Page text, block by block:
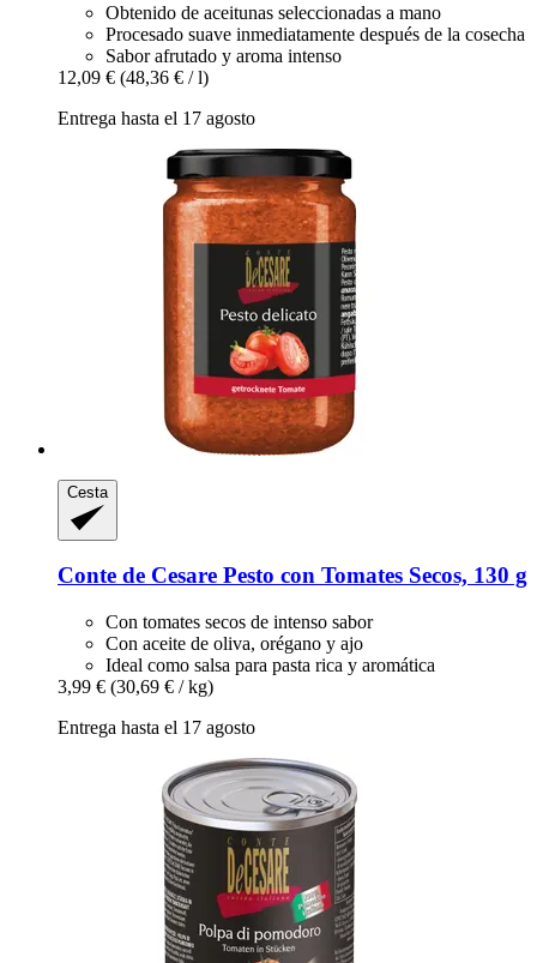
Obtenido de aceitunas seleccionadas a mano
Procesado suave inmediatamente después de la cosecha
Sabor afrutado y aroma intenso
12,09 € (48,36 € / l)
Entrega hasta el 17 agosto
Cesta
Conte de Cesare Pesto con Tomates Secos, 130 g
Con tomates secos de intenso sabor
Con aceite de oliva, orégano y ajo
Ideal como salsa para pasta rica y aromática
3,99 € (30,69 € / kg)
Entrega hasta el 17 agosto